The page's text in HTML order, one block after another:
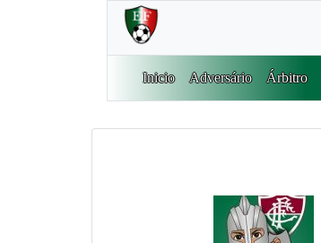
Inicio Adversário Árbitro